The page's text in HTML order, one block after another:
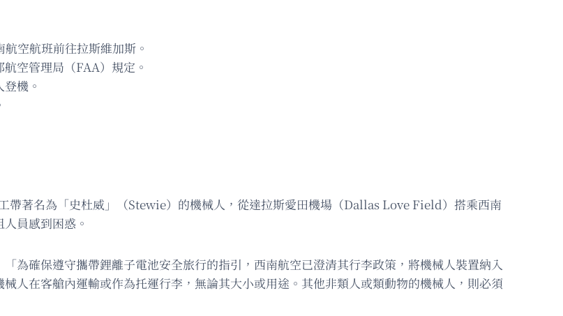
空航班前往拉斯維加斯。
空管理局（FAA）規定。
機。
著名為「史杜威」（Stewie）的機械人，從達拉斯愛田機場（Dallas Love Field）搭乘西南
員感到困惑。
為確保遵守攜帶鋰離子電池安全旅行的指引，西南航空已澄清其行李政策，將機械人裝置納入
人在客艙內運輸或作為托運行李，無論其大小或用途。其他非類人或類動物的機械人，則必須